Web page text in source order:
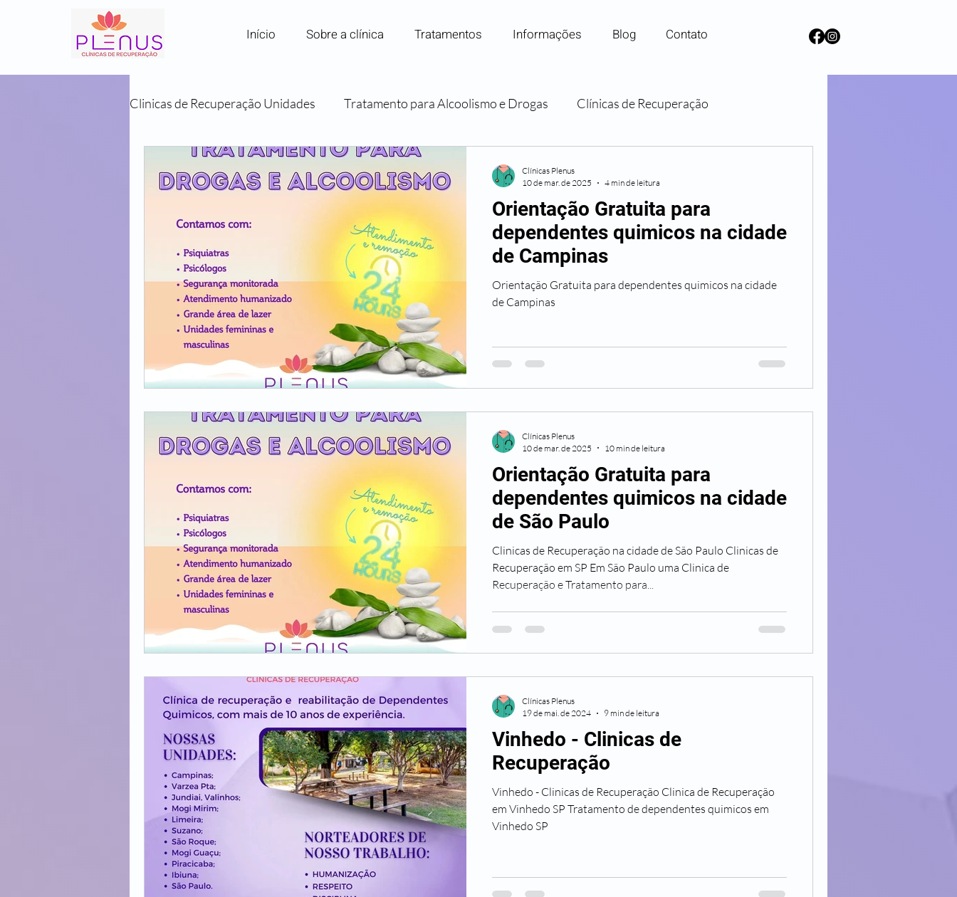
Início Sobre a clínica Tratamentos Informações Blog Contato
Clinicas de Recuperação Unidades Tratamento para Alcoolismo e Drogas Clínicas de Recuperação
Clínicas por Região em SP Internação para Dependência Química
Comunidades Terapêuticas
Orientação Gratuita para
dependentes quimicos na cidade
de Campinas
Orientação Gratuita para dependentes quimicos na cidade
de Campinas
Clínicas Plenus
10 de mar. de 2025
4 min de leitura
Orientação Gratuita para
dependentes quimicos na cidade
de São Paulo
Clinicas de Recuperação na cidade de São Paulo Clinicas de
Recuperação em SP Em São Paulo uma Clinica de
Recuperação e Tratamento para...
Clínicas Plenus
10 de mar. de 2025
10 min de leitura
Vinhedo - Clinicas de
Recuperação
Vinhedo - Clinicas de Recuperação Clinica de Recuperação
em Vinhedo SP Tratamento de dependentes quimicos em
Vinhedo SP
Clínicas Plenus
19 de mai. de 2024
9 min de leitura